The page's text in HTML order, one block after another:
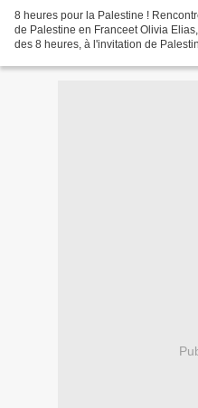
8 heures pour la Palestine !
de Palestine en Franceet Olivia
des 8 heures, à l'invitation de